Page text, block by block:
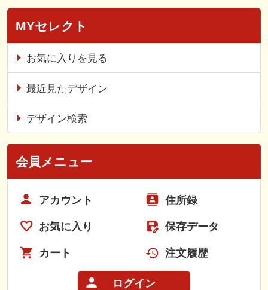
MYセレクト
お気に入りを見る
最近見たデザイン
デザイン検索
会員メニュー
アカウント 住所録
お気に入り 保存データ
カート 注文履歴
ログイン